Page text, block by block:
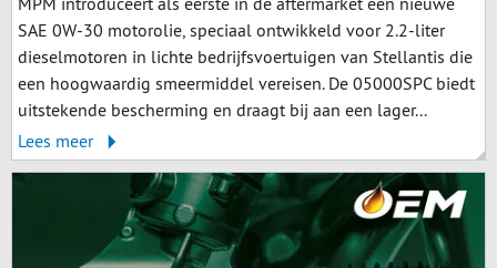
SAE 0W-30 motorolie, speciaal ontwikkeld voor 2.2-liter
dieselmotoren in lichte bedrijfsvoertuigen van Stellantis die
een hoogwaardig smeermiddel vereisen. De 05000SPC biedt
uitstekende bescherming en draagt bij aan een lager...
Lees meer